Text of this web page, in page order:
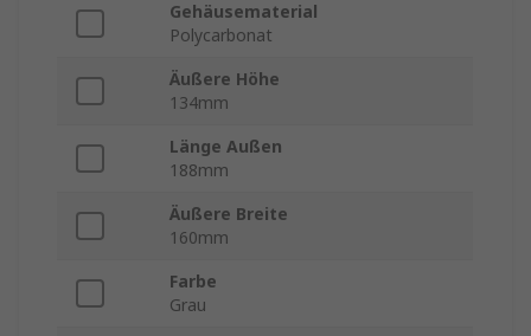
Gehäusematerial
Polycarbonat
Äußere Höhe
134mm
Länge Außen
188mm
Äußere Breite
160mm
Farbe
Grau